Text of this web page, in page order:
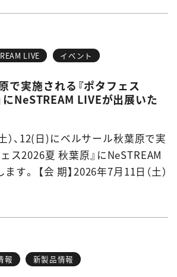
LIVE イベント
で実施される『ポタフェス
NeSTREAM LIVEが出展いた
）、12(日)にベルサール秋葉原で実
ス2026夏 秋葉原』にNeSTREAM
す。 【会 期】2026年7月11日（土）
報 新製品情報